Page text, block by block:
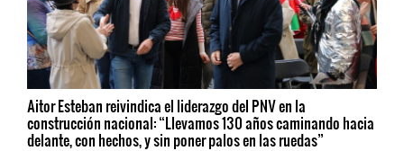
Aitor Esteban reivindica el liderazgo del PNV en la
construcción nacional: “Llevamos 130 años caminando hacia
delante, con hechos, y sin poner palos en las ruedas”